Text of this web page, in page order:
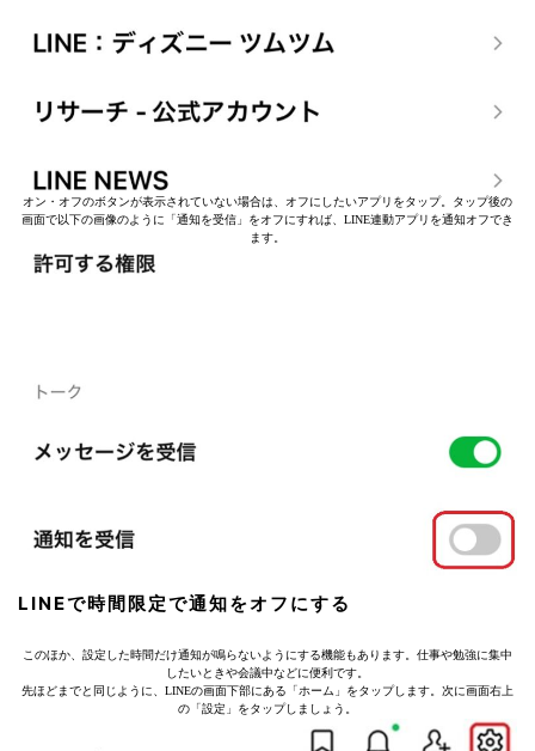
オン・オフのボタンが表示されていない場合は、オフにしたいアプリをタップ。タップ後の
画面で以下の画像のように「通知を受信」をオフにすれば、LINE連動アプリを通知オフでき
ます。
LINEで時間限定で通知をオフにする
このほか、設定した時間だけ通知が鳴らないようにする機能もあります。仕事や勉強に集中
したいときや会議中などに便利です。
先ほどまでと同じように、LINEの画面下部にある「ホーム」をタップします。次に画面右上
の「設定」をタップしましょう。